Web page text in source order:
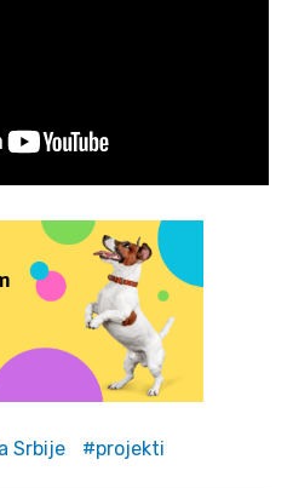
Srbije projekti